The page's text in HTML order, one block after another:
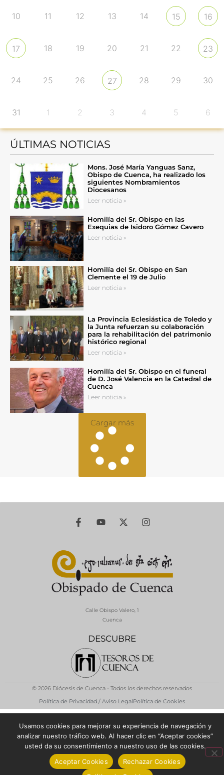
10 11 12 13 14 15 16
17 18 19 20 21 22 23
24 25 26 27 28 29 30
31 1 2 3 4 5 6
ÚLTIMAS NOTICIAS
Mons. José María Yanguas Sanz,
Obispo de Cuenca, ha realizado los
siguientes Nombramientos
Diocesanos
Leer noticia »
Homilía del Sr. Obispo en las
Exequias de Isidoro Gómez Cavero
Leer noticia »
Homilía del Sr. Obispo en San
Clemente el 19 de Julio
Leer noticia »
La Provincia Eclesiástica de Toledo y
la Junta refuerzan su colaboración
para la rehabilitación del patrimonio
histórico regional
Leer noticia »
Homilía del Sr. Obispo en el funeral
de D. José Valencia en la Catedral de
Cuenca
Leer noticia »
Cargar más
DESCUBRE
Calle Obispo Valero, 1
Cuenca
© 2026 Diócesis de Cuenca - Todos los derechos reservados
Política de Privacidad / Aviso LegalPolítica de Cookies
Usamos cookies para mejorar su experiencia de navegación y
analizar nuestro tráfico web. Al hacer clic en “Aceptar cookies”
usted da su consentimiento a nuestro uso de las cookies.
Aceptar Cookies
Rechazar Cookies